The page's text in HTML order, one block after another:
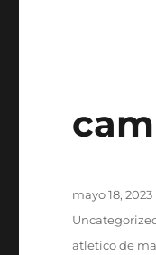
Publicado
mayo 18, 2023
Categorías
Etiquetas
atletico de